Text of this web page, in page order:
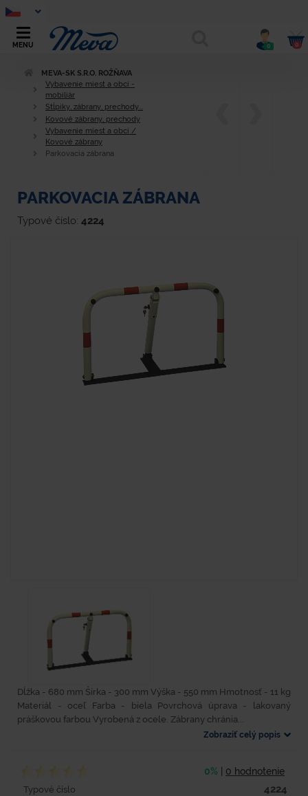
MENU 0 0
MEVA-SK S.R.O. ROŽŇAVA
Vybavenie miest a obcí -
mobiliár
Stĺpiky, zábrany, prechody...
Kovové zábrany, prechody
Vybavenie miest a obcí /
Kovové zábrany
Parkovacia zábrana
PARKOVACIA ZÁBRANA
Typové číslo: 4224
Dĺžka - 680 mm Šírka - 300 mm Výška - 550 mm Hmotnosť - 11 kg
Materiál - oceľ Farba - biela Povrchová úprava - lakovaný
práškovou farbou Vyrobená z ocele. Zábrany chránia...
Zobraziť celý popis
0% 0 hodnotenie
Typové číslo 4224